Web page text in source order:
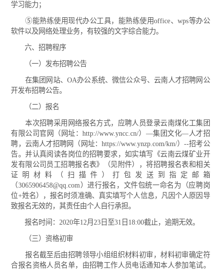
学习能力；
⑤能熟练使用现代办公工具，能熟练使用office、wps等办公
软件以及网络处理业务，有较强的文字综合能力。
六、招聘程序
（一）发布招聘公告
在集团网站、OA办公系统、微信公众号、云南人才招聘网公
开发布招聘公告。
（二）报名
本次招聘采用网络报名方式，应聘人员登录云南煤化工集团
有限公司官网（网址：http://www.yncc.cn/）—集团文化—人才招
聘，云南人才招聘网（网址：https://www.ynzp.com/km/）--招考公
告。并认真阅读各岗位的招聘要求，如实填写《云南云煤矿业开
发有限公司员工招聘报名表》（见附件），将招聘报名表和相关
证明材料（扫描件）打包发送到指定邮箱
（3065906458@qq.com）进行报名，文件包统一命名为（应聘岗
位+姓名），报名时须准确、真实填写个人信息，凡因个人原因导
致报名无效的，其责任由个人自行承担。
报名时间：2020年12月23日至31日18:00截止，逾期无效。
（三）资格初审
报名截至后由招聘领导小组组织材料初审，材料初审确定符
合报名资格人员名单，由招聘工作人员电话通知本人参加笔试。